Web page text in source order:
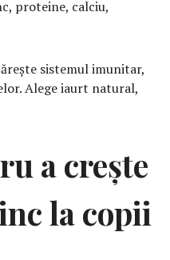
proteine, calciu,
sistemul imunitar,
Alege iaurt natural,
a crește
la copii